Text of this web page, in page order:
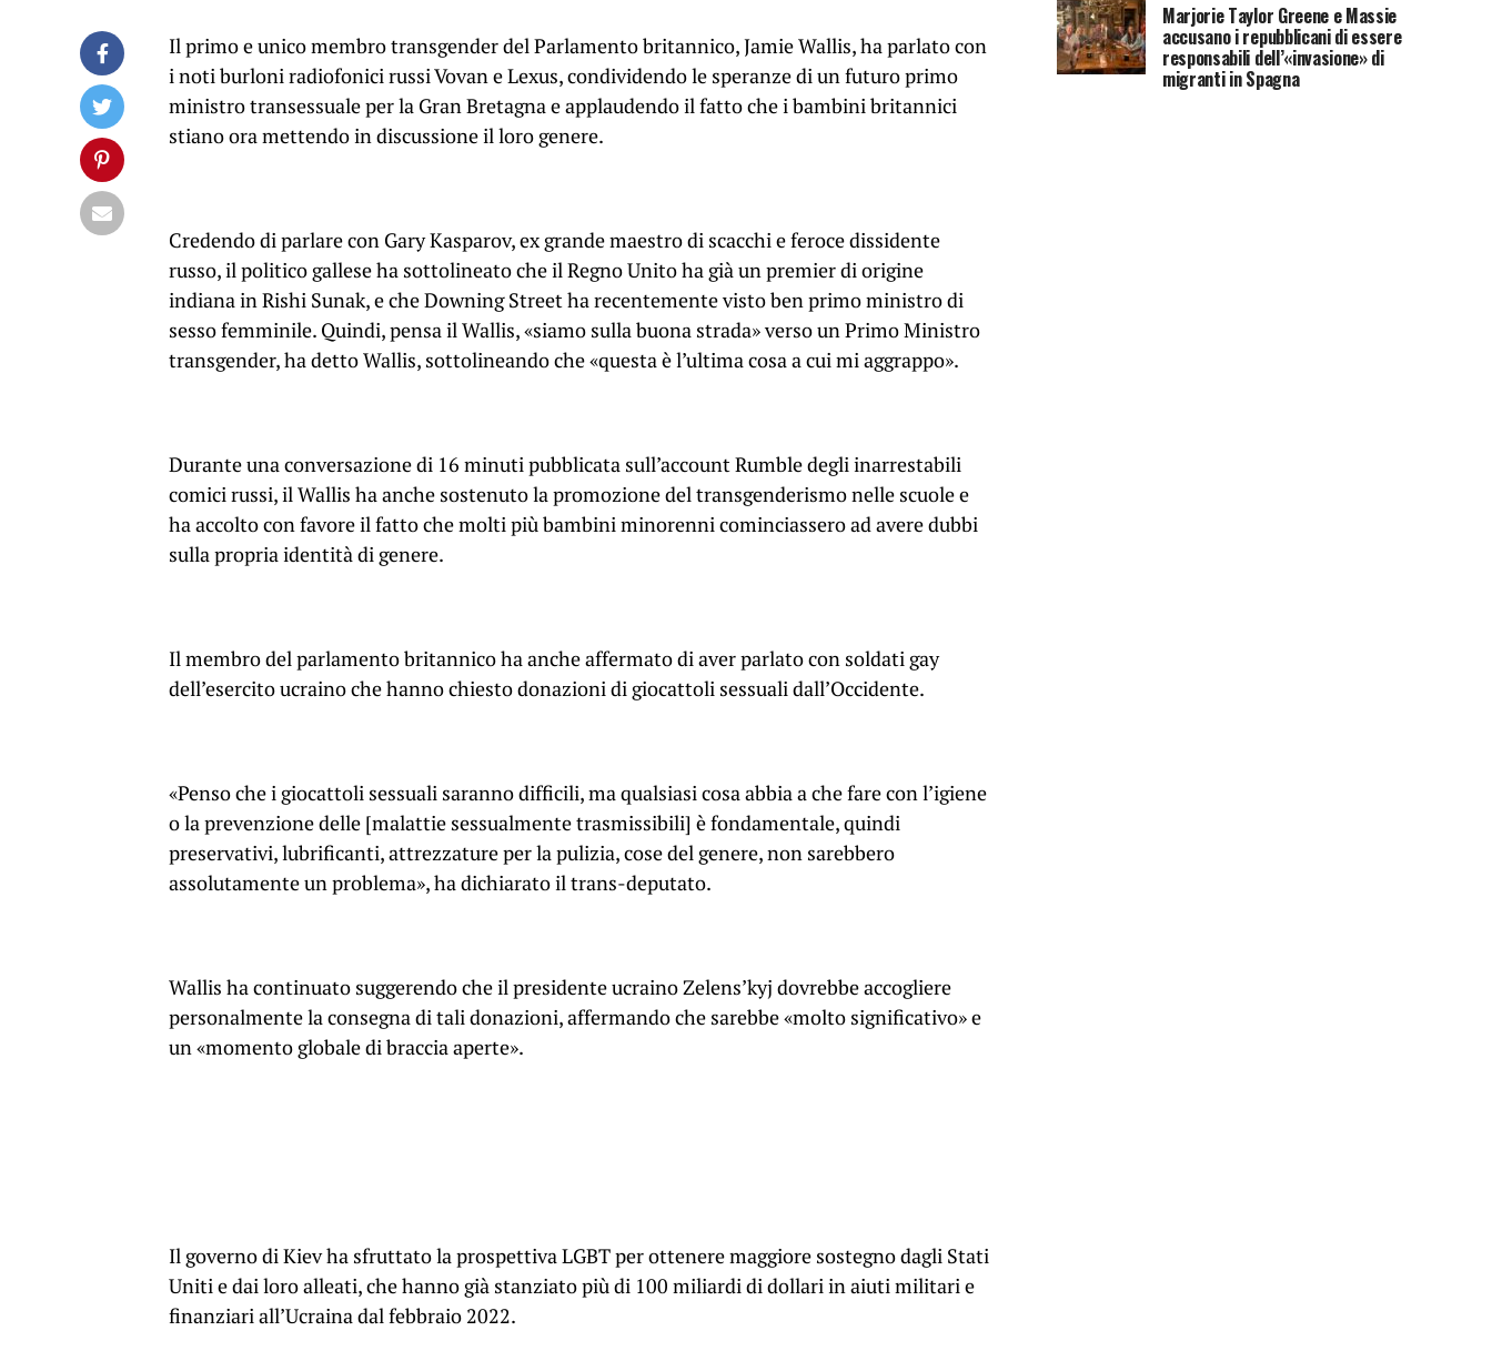
Il primo e unico membro transgender del Parlamento britannico, Jamie Wallis, ha parlato con
i noti burloni radiofonici russi Vovan e Lexus, condividendo le speranze di un futuro primo
ministro transessuale per la Gran Bretagna e applaudendo il fatto che i bambini britannici
stiano ora mettendo in discussione il loro genere.
Credendo di parlare con Gary Kasparov, ex grande maestro di scacchi e feroce dissidente
russo, il politico gallese ha sottolineato che il Regno Unito ha già un premier di origine
indiana in Rishi Sunak, e che Downing Street ha recentemente visto ben primo ministro di
sesso femminile. Quindi, pensa il Wallis, «siamo sulla buona strada» verso un Primo Ministro
transgender, ha detto Wallis, sottolineando che «questa è l’ultima cosa a cui mi aggrappo».
Durante una conversazione di 16 minuti pubblicata sull’account Rumble degli inarrestabili
comici russi, il Wallis ha anche sostenuto la promozione del transgenderismo nelle scuole e
ha accolto con favore il fatto che molti più bambini minorenni cominciassero ad avere dubbi
sulla propria identità di genere.
Il membro del parlamento britannico ha anche affermato di aver parlato con soldati gay
dell’esercito ucraino che hanno chiesto donazioni di giocattoli sessuali dall’Occidente.
«Penso che i giocattoli sessuali saranno difficili, ma qualsiasi cosa abbia a che fare con l’igiene
o la prevenzione delle [malattie sessualmente trasmissibili] è fondamentale, quindi
preservativi, lubrificanti, attrezzature per la pulizia, cose del genere, non sarebbero
assolutamente un problema», ha dichiarato il trans-deputato.
Wallis ha continuato suggerendo che il presidente ucraino Zelens’kyj dovrebbe accogliere
personalmente la consegna di tali donazioni, affermando che sarebbe «molto significativo» e
un «momento globale di braccia aperte».
Il governo di Kiev ha sfruttato la prospettiva LGBT per ottenere maggiore sostegno dagli Stati
Uniti e dai loro alleati, che hanno già stanziato più di 100 miliardi di dollari in aiuti militari e
finanziari all’Ucraina dal febbraio 2022.
Marjorie Taylor Greene e Massie
accusano i repubblicani di essere
responsabili dell’«invasione» di
migranti in Spagna